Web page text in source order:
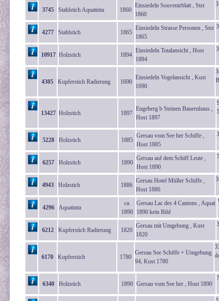
3745 Stahlstich Aquatinta 1860
Einsiedeln Souvenirblatt , Stst
1860
4277 Stahlstich 1865
Einsiedeln Strasse Personen , Stst
1865
10917 Holzstich 1894
Einsiedeln Totalansicht , Host
1894
4305 Kupferstich Radierung 1690
Einsiedeln Vogelansicht , Kust
1690
13427 Holzstich 1897
Engeberg b Steinen Bauernhaus ,
Host 1897
5228 Holzstich 1885
Gersau vom See her Schiffe ,
Host 1885
6257 Holzstich 1890
Gersau auf dem Schiff Leute ,
Host 1890
4943 Holzstich 1886
Gersau Hotel Müller Schiffe ,
Host 1886
4296 Aquatinta
ca.
1890
Gersau Lac des 4 Cantons , Aquat
1890 kein Bild
6212 Kupferstich Radierung 1820
Gersau mit Umgebung , Kust
1820
6170 Kupferstich 1780
Gersau See Schiffe + Umgebung
94, Kust 1780
6340 Holzstich 1890 Gersau vom See her , Host 1890